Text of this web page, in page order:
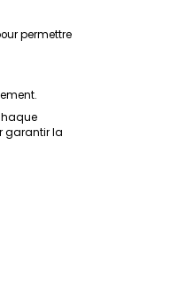
permettre
garantir la